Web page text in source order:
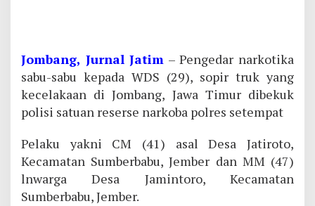
Jombang, Jurnal Jatim – Pengedar narkotika
sabu-sabu kepada WDS (29), sopir truk yang
kecelakaan di Jombang, Jawa Timur dibekuk
polisi satuan reserse narkoba polres setempat
Pelaku yakni CM (41) asal Desa Jatiroto,
Kecamatan Sumberbabu, Jember dan MM (47)
lnwarga Desa Jamintoro, Kecamatan
Sumberbabu, Jember.